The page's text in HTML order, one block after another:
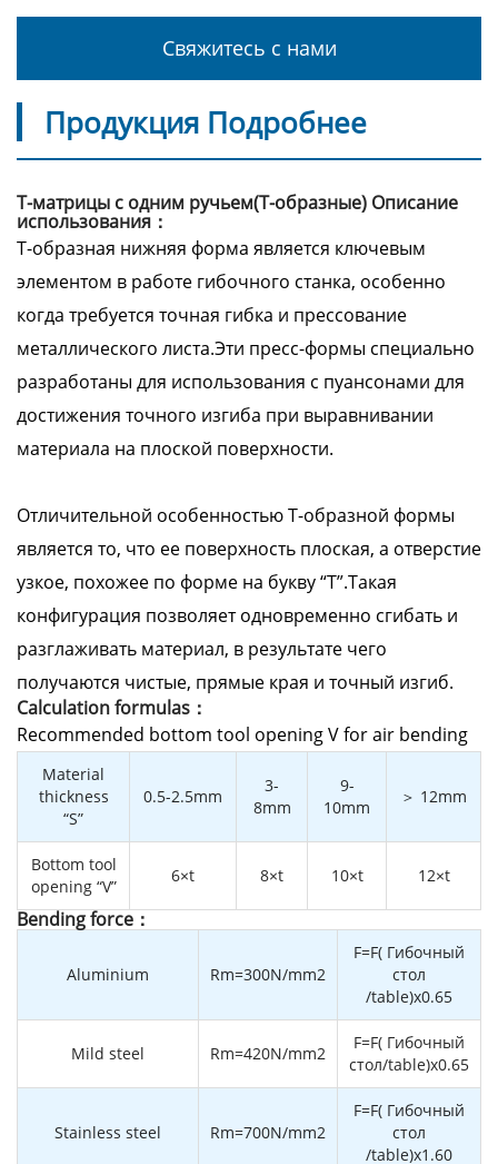
Свяжитесь с нами
Продукция Подробнее
Т-матрицы с одним ручьем(Т-образные) Описание
использования：
Т-образная нижняя форма является ключевым
элементом в работе гибочного станка, особенно
когда требуется точная гибка и прессование
металлического листа.Эти пресс-формы специально
разработаны для использования с пуансонами для
достижения точного изгиба при выравнивании
материала на плоской поверхности.
Отличительной особенностью Т-образной формы
является то, что ее поверхность плоская, а отверстие
узкое, похожее по форме на букву “Т”.Такая
конфигурация позволяет одновременно сгибать и
разглаживать материал, в результате чего
получаются чистые, прямые края и точный изгиб.
Calculation formulas：
Recommended bottom tool opening V for air bending
Material
thickness
“S”
0.5-2.5mm
3-
8mm
9-
10mm
＞ 12mm
Bottom tool
opening “V”
6×t 8×t 10×t 12×t
Bending force：
Aluminium Rm=300N/mm2
F=F( Гибочный
стол
/table)x0.65
Mild steel Rm=420N/mm2
F=F( Гибочный
стол/table)x0.65
Stainless steel Rm=700N/mm2
F=F( Гибочный
стол
/table)x1.60